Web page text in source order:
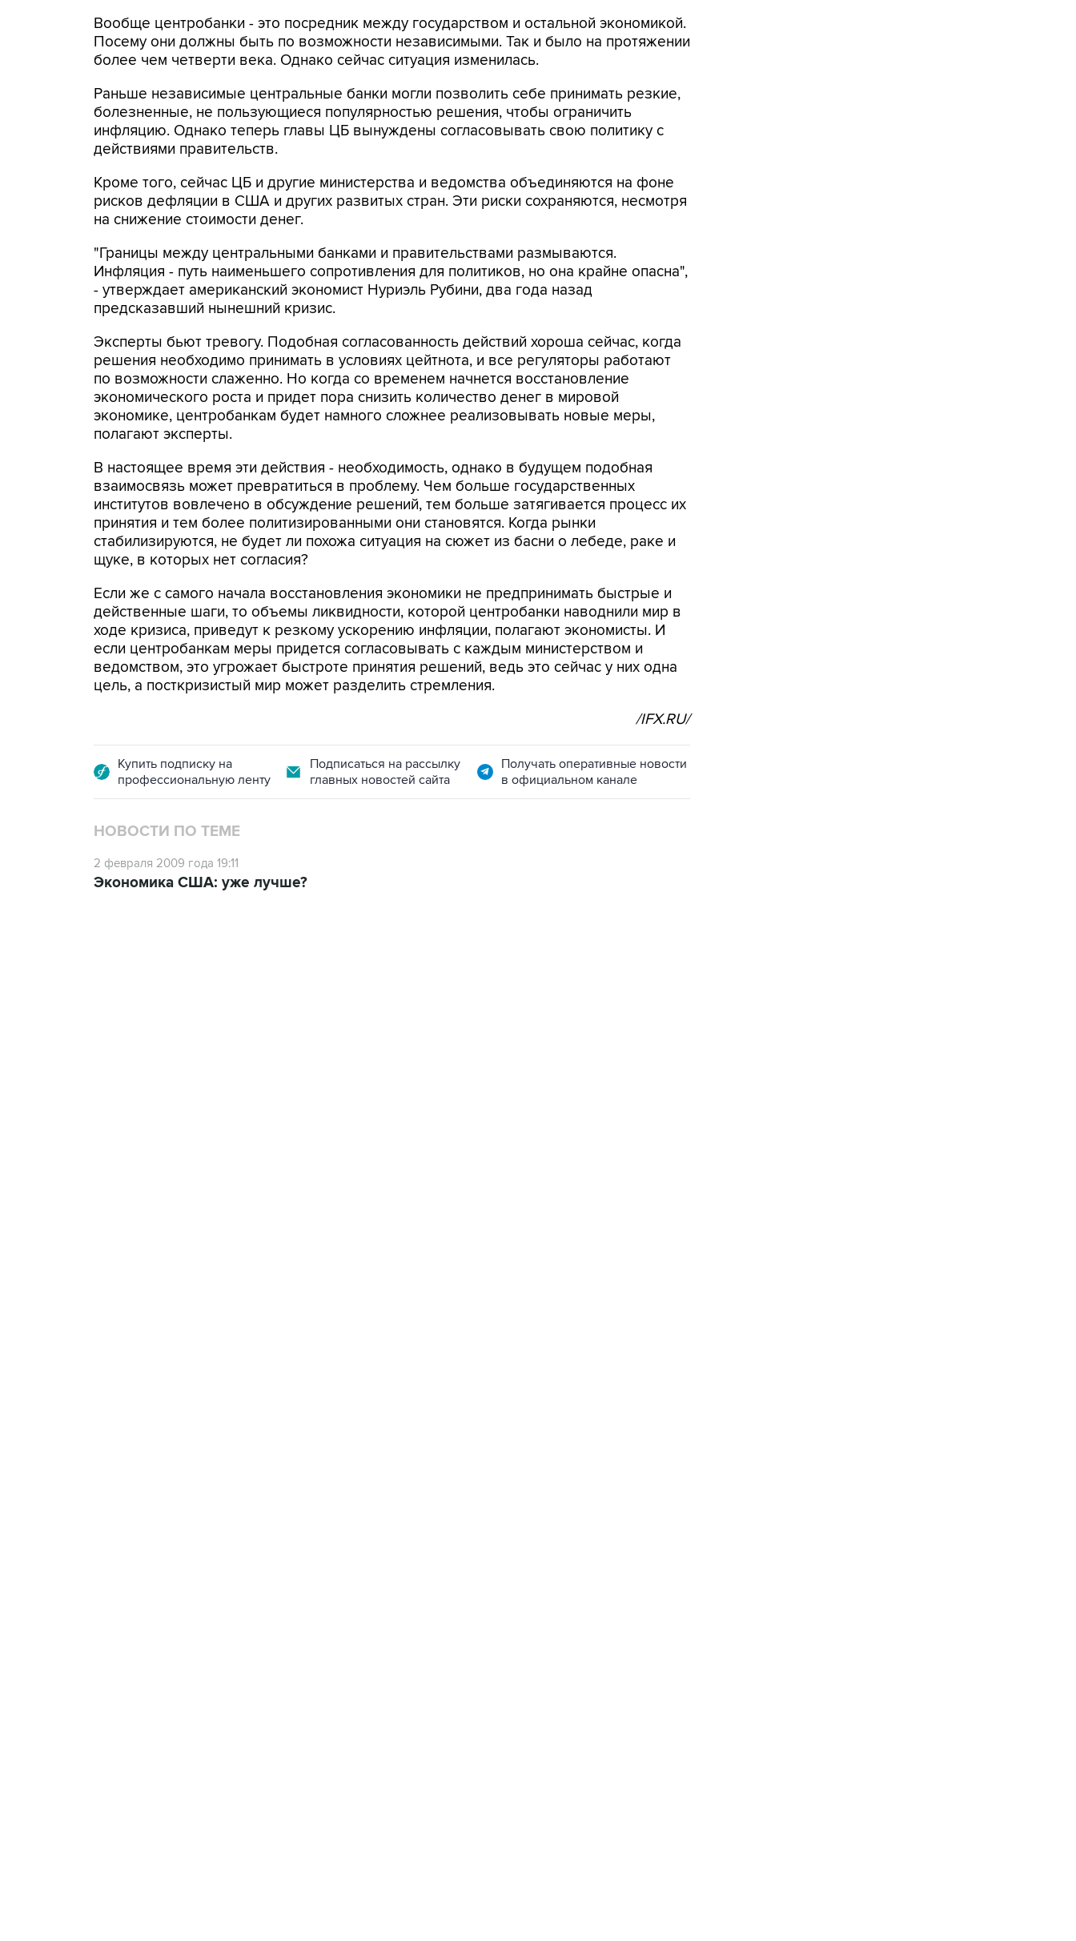
Вообще центробанки - это посредник между государством и остальной экономикой.
Посему они должны быть по возможности независимыми. Так и было на протяжении
более чем четверти века. Однако сейчас ситуация изменилась.
Раньше независимые центральные банки могли позволить себе принимать резкие,
болезненные, не пользующиеся популярностью решения, чтобы ограничить
инфляцию. Однако теперь главы ЦБ вынуждены согласовывать свою политику с
действиями правительств.
Кроме того, сейчас ЦБ и другие министерства и ведомства объединяются на фоне
рисков дефляции в США и других развитых стран. Эти риски сохраняются, несмотря
на снижение стоимости денег.
"Границы между центральными банками и правительствами размываются.
Инфляция - путь наименьшего сопротивления для политиков, но она крайне опасна",
- утверждает американский экономист Нуриэль Рубини, два года назад
предсказавший нынешний кризис.
Эксперты бьют тревогу. Подобная согласованность действий хороша сейчас, когда
решения необходимо принимать в условиях цейтнота, и все регуляторы работают
по возможности слаженно. Но когда со временем начнется восстановление
экономического роста и придет пора снизить количество денег в мировой
экономике, центробанкам будет намного сложнее реализовывать новые меры,
полагают эксперты.
В настоящее время эти действия - необходимость, однако в будущем подобная
взаимосвязь может превратиться в проблему. Чем больше государственных
институтов вовлечено в обсуждение решений, тем больше затягивается процесс их
принятия и тем более политизированными они становятся. Когда рынки
стабилизируются, не будет ли похожа ситуация на сюжет из басни о лебеде, раке и
щуке, в которых нет согласия?
Если же с самого начала восстановления экономики не предпринимать быстрые и
действенные шаги, то объемы ликвидности, которой центробанки наводнили мир в
ходе кризиса, приведут к резкому ускорению инфляции, полагают экономисты. И
если центробанкам меры придется согласовывать с каждым министерством и
ведомством, это угрожает быстроте принятия решений, ведь это сейчас у них одна
цель, а посткризистый мир может разделить стремления.
/IFX.RU/
Купить подписку на
профессиональную ленту
Подписаться на рассылку
главных новостей сайта
Получать оперативные новости
в официальном канале
НОВОСТИ ПО ТЕМЕ
2 февраля 2009 года 19:11
Экономика США: уже лучше?